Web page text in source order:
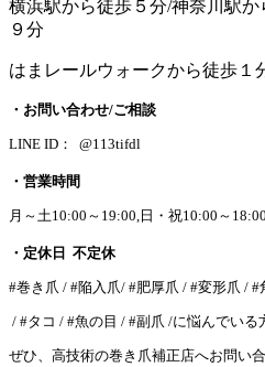
横浜駅から徒歩５分/神奈川駅
９分
はまレールウォークから徒歩１
・お問い合わせ/ご相談
LINE ID： @113tifdl
・営業時間
月～土10:00～19:00,日・祝10:00～18:00
・定休日 不定休
#巻き爪 / #陥入爪/ #肥厚爪 / #変形爪 / #
/ #タコ / #魚の目 / #副爪 /に悩んでいる
ぜひ、高技術の巻き爪補正店へお問い合